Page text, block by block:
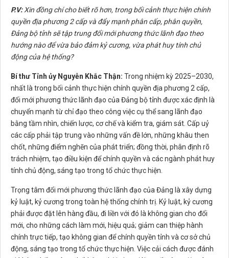
P.V:Xin đồng chícho biếtrõ hơn, trong bối cảnh thực hiện chính
quyền địa phương 2 cấp và đẩy mạnh phân cấp, phân quyền,
Đảng bộ tỉnh sẽ tập trung đổi mới phương thức lãnh đạo theo
hướng nào để vừa bảo đảm kỷ cương, vừa phát huy tính chủ
động của hệ thống?
Bí thư Tỉnh ủy Nguyễn Khắc Thận: Trong nhiệm kỳ 2025–2030,
nhất là trong bối cảnh thực hiện chính quyền địa phương 2 cấp,
đổi mới phương thức lãnh đạo của Đảng bộ tỉnh được xác định là
chuyển mạnh từ chỉ đạo theo công việc cụ thể sang lãnh đạo
bằng tầm nhìn, chiến lược, cơ chế và kiểm tra, giám sát. Cấp uỷ
các cấp phải tập trung vào những vấn đề lớn, những khâu then
chốt, những điểm nghẽn của phát triển; đồng thời, phân định rõ
trách nhiệm, tạo điều kiện để chính quyền và các ngành phát huy
tính chủ động, sáng tạo trong tổ chức thực hiện.
Trọng tâm đổi mới phương thức lãnh đạo của Đảng là xây dựng
kỷ luật, kỷ cương trong toàn hệ thống chính trị. Kỷ luật, kỷ cương
phải được đặt lên hàng đầu, đi liền với đó là không gian cho đổi
mới, cho những cách làm mới, hiệu quả; giảm can thiệp hành
chính trực tiếp, tạo không gian để chính quyền tỉnh và cơ sở chủ
động, sáng tạo trong tổ chức thực hiện. Việc cải cách được đánh